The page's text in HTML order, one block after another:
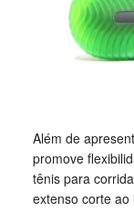
Além de
promove
tênis para
extenso corte